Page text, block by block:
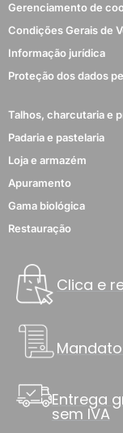
Gerenciamento de
Condições Gerais de
Informação jurídica
Proteção dos dados
Talhos, charcutaria e
Padaria e pastelaria
Loja e armazém
Apuramento
Gama biológica
Restauração
Clica e
Entrega
sem IVA